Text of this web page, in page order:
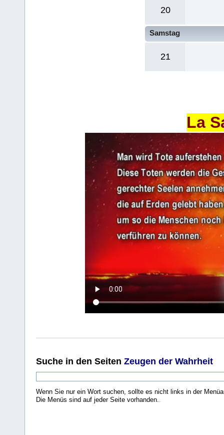
20
Samstag
21
La
Suche in den Seiten Zeugen der Wahrheit
Wenn Sie nur ein Wort suchen, sollte es nicht links in der
Die Menüs sind auf jeder Seite vorhanden.